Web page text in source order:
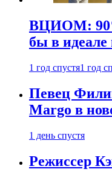
ВЦИОМ:
бы в идеале
1 год спустя1 год
Певец
Margo в
1 день спустя
Режиссер